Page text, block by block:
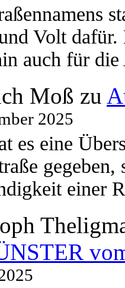
Volt
auch für
Moß zu
2025
es eine
einer